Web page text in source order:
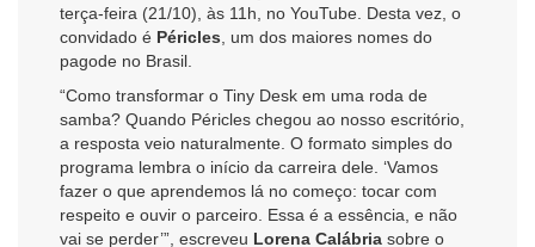
terça-feira (21/10), às 11h, no YouTube. Desta vez, o
convidado é Péricles , um dos maiores nomes do
pagode no Brasil.
“Como transformar o Tiny Desk em uma roda de
samba? Quando Péricles chegou ao nosso escritório,
a resposta veio naturalmente. O formato simples do
programa lembra o início da carreira dele. ‘Vamos
fazer o que aprendemos lá no começo: tocar com
respeito e ouvir o parceiro. Essa é a essência, e não
vai se perder’”, escreveu Lorena Calábria sobre o